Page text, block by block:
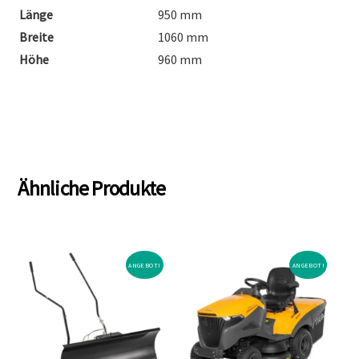
Länge
950 mm
Breite
1060 mm
Höhe
960 mm
Ähnliche Produkte
ANGEBOT! ANGEBOT!